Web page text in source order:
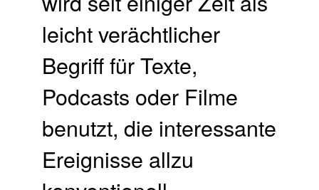
leicht verächtlicher
Begriff für Texte,
Podcasts oder Filme
benutzt, die interessante
Ereignisse allzu